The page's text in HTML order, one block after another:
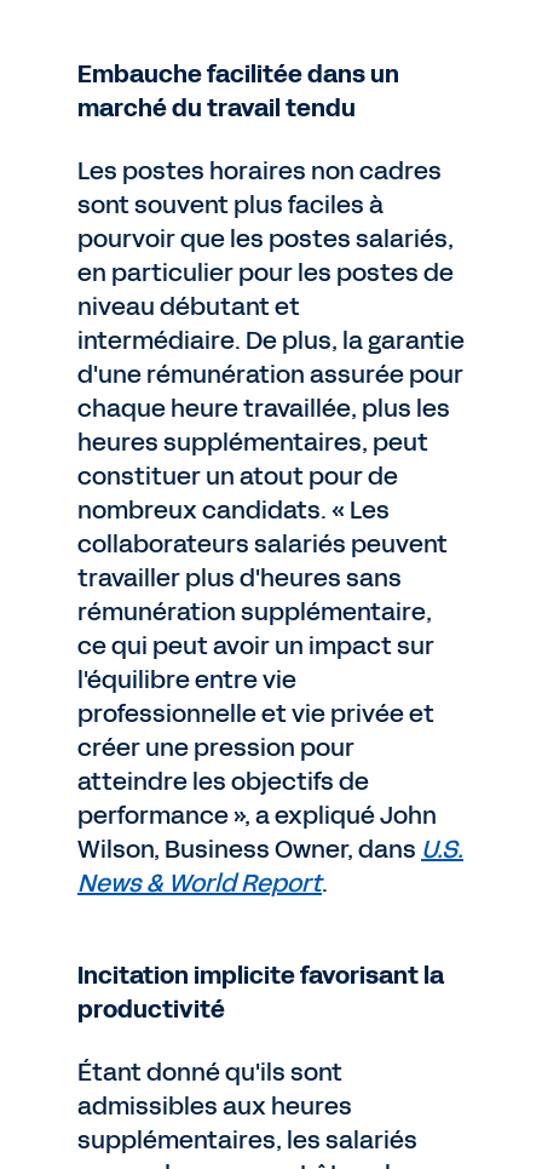
Embauche facilitée dans un
marché du travail tendu
Les postes horaires non cadres
sont souvent plus faciles à
pourvoir que les postes salariés,
en particulier pour les postes de
niveau débutant et
intermédiaire. De plus, la garantie
d'une rémunération assurée pour
chaque heure travaillée, plus les
heures supplémentaires, peut
constituer un atout pour de
nombreux candidats. « Les
collaborateurs salariés peuvent
travailler plus d'heures sans
rémunération supplémentaire,
ce qui peut avoir un impact sur
l'équilibre entre vie
professionnelle et vie privée et
créer une pression pour
atteindre les objectifs de
performance », a expliqué John
Wilson, Business Owner, dans U.S.
News & World Report.
Incitation implicite favorisant la
productivité
Étant donné qu'ils sont
admissibles aux heures
supplémentaires, les salariés